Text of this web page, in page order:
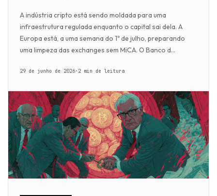
A indústria cripto está sendo moldada para uma
infraestrutura regulada enquanto o capital sai dela. A
Europa está, a uma semana do 1º de julho, preparando
uma limpeza das exchanges sem MiCA. O Banco d...
29 de junho de 2026· 2 min de leitura